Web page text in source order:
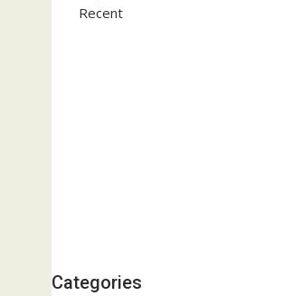
Recent
Categories